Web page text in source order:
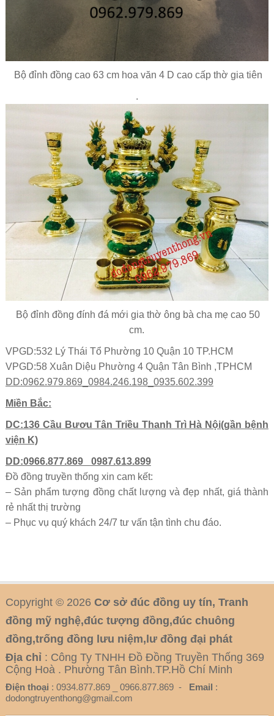
Bộ đỉnh đồng cao 63 cm hoa văn 4 D cao cấp thờ gia tiên
.
Bộ đỉnh đồng đính đá mới gia thờ ông bà cha mẹ cao 50
cm.
VPGD:532 Lý Thái Tổ Phường 10 Quận 10 TP.HCM
VPGD:58 Xuân Diệu Phường 4 Quận Tân Bình ,TPHCM
DD:0962.979.869_0984.246.198_0935.602.399
Miền Bắc:
DC:136 Cầu Bươu Tân Triều Thanh Trì Hà Nội(gần bệnh
viện K)
DD:0966.877.869_ 0987.613.899
Đồ đồng truyền thống xin cam kết:
– Sản phẩm tượng đồng chất lượng và đẹp nhất, giá thành
rẻ nhất thị trường
– Phục vụ quý khách 24/7 tư vấn tận tình chu đáo.
Copyright © 2026 Cơ sở đúc đồng uy tín, Tranh
đồng mỹ nghệ,đúc tượng đồng,đúc chuông
đồng,trống đồng lưu niệm,lư đồng đại phát
Địa chỉ : Công Ty TNHH Đồ Đồng Truyền Thống 369
Cộng Hoà . Phường Tân Bình.TP.Hồ Chí Minh
Điện thoại : 0934.877.869 _ 0966.877.869 - Email :
dodongtruyenthong@gmail.com